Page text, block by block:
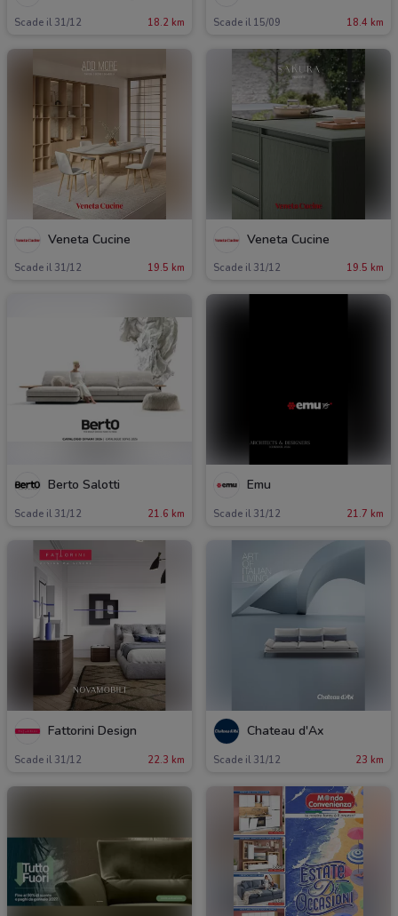
Scade il 31/12 18.2 km Scade il 15/09 18.4 km
Veneta Cucine
Scade il 31/12 19.5 km
Veneta Cucine
Scade il 31/12 19.5 km
Berto Salotti
Scade il 31/12 21.6 km
Emu
Scade il 31/12 21.7 km
Fattorini Design
Scade il 31/12 22.3 km
Chateau d'Ax
Scade il 31/12 23 km